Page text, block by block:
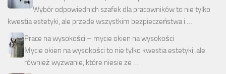
Wybór odpowiednich szafek dla pracowników to nie tylko
kwestia estetyki, ale przede wszystkim bezpieczeństwa i …
Prace na wysokości – mycie okien na wysokości
Mycie okien na wysokości to nie tylko kwestia estetyki, ale
również wyzwanie, które niesie ze …